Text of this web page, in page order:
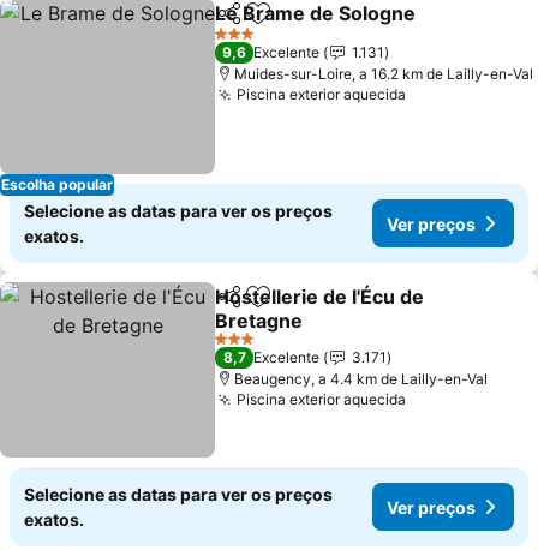
Escolha popular
PartilharAdicionar aos favoritos
Le Brame de Sologne
3 Estrelas
9,6 Excelente
1.131
Muides-sur-Loire, a 16.2 km de Lailly-en-Val
Piscina exterior aquecida
Selecione as datas para ver os preços
exatos.
Ver preços
PartilharAdicionar aos favoritos
Hostellerie de l'Écu de
Bretagne
3 Estrelas
8,7 Excelente
3.171
Beaugency, a 4.4 km de Lailly-en-Val
Piscina exterior aquecida
Selecione as datas para ver os preços
exatos.
Ver preços